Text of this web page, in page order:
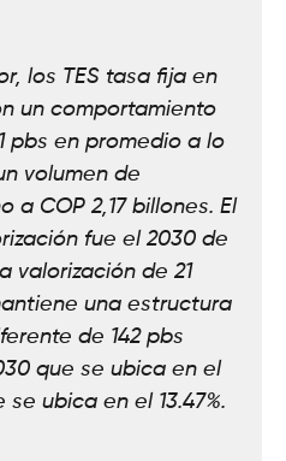
los TES tasa fija en
un comportamiento
pbs en promedio a lo
volumen de
a COP 2,17 billones. El
fue el 2030 de
valorización de 21
una estructura
de 142 pbs
que se ubica en el
se ubica en el 13.47%.